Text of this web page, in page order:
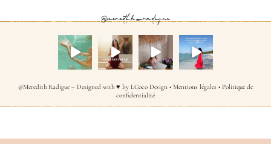
@meredith_radigue
@Meredith Radigue – Designed with ♥ by LCoco Design • Mentions légales • Politique de
confidentialité